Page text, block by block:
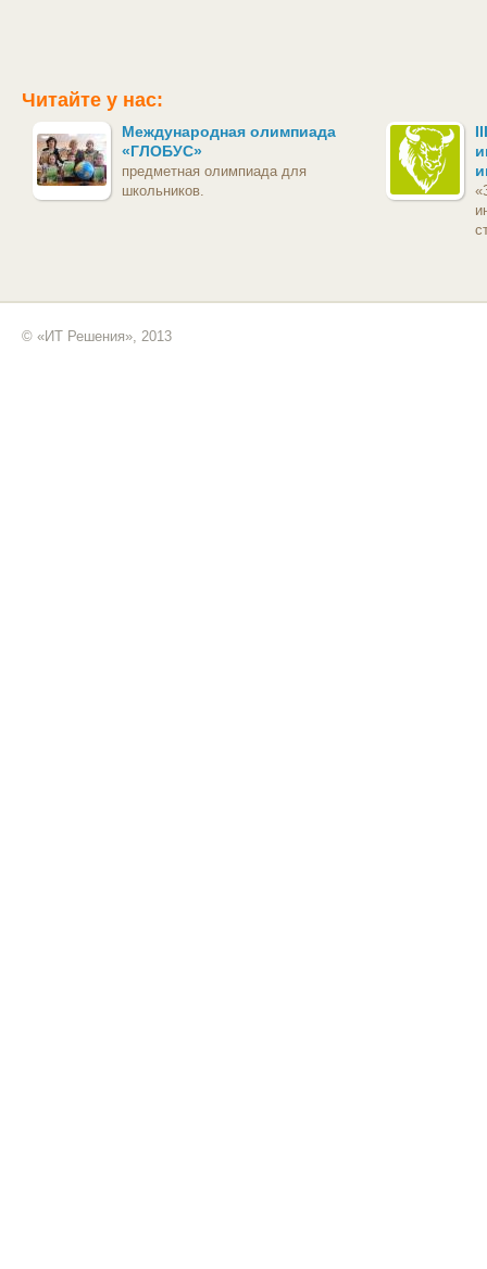
Читайте у нас:
Международная олимпиада
«ГЛОБУС»
предметная олимпиада для
школьников.
© «ИТ Решения», 2013